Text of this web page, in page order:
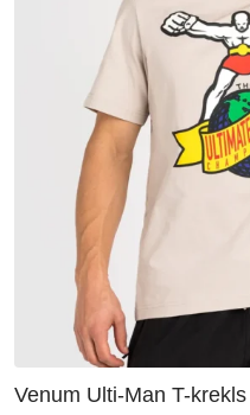
Venum Ulti-Man T-krekls